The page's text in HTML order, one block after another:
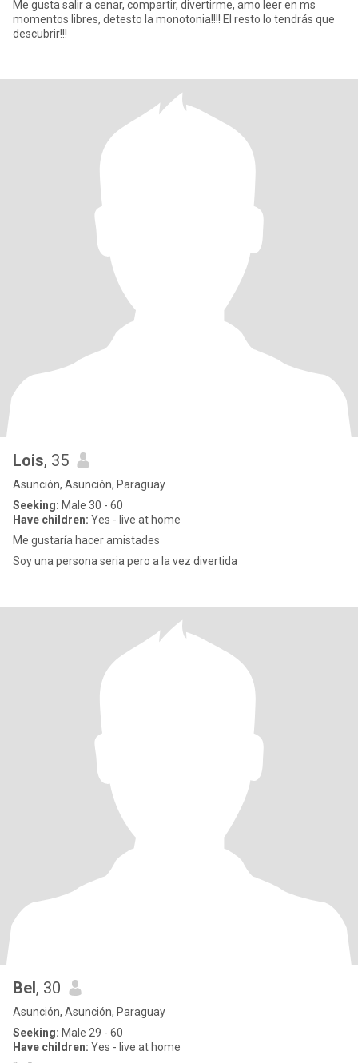
Me gusta salir a cenar, compartir, divertirme, amo leer en ms
momentos libres, detesto la monotonia!!!! El resto lo tendrás que
descubrir!!!
Lois, 35
Asunción, Asunción, Paraguay
Seeking: Male 30 - 60
Have children: Yes - live at home
Me gustaría hacer amistades
Soy una persona seria pero a la vez divertida
Bel, 30
Asunción, Asunción, Paraguay
Seeking: Male 29 - 60
Have children: Yes - live at home